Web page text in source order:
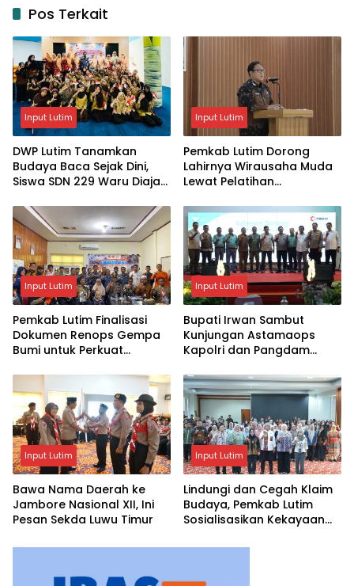
Pos Terkait
Input Lutim
DWP Lutim Tanamkan
Budaya Baca Sejak Dini,
Siswa SDN 229 Waru Diajak
Input Lutim
Pemkab Lutim Dorong
Lahirnya Wirausaha Muda
Lewat Pelatihan
Input Lutim
Pemkab Lutim Finalisasi
Dokumen Renops Gempa
Bumi untuk Perkuat
Input Lutim
Bupati Irwan Sambut
Kunjungan Astamaops
Kapolri dan Pangdam
Timur
Input Lutim
Bawa Nama Daerah ke
Jambore Nasional XII, Ini
Pesan Sekda Luwu Timur
Input Lutim
Lindungi dan Cegah Klaim
Budaya, Pemkab Lutim
Sosialisasikan Kekayaan